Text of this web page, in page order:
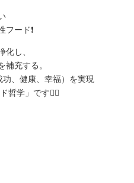
ード❗️
化し、
補充する。
、健康、幸福）を実現
哲学」です💁‍♀️